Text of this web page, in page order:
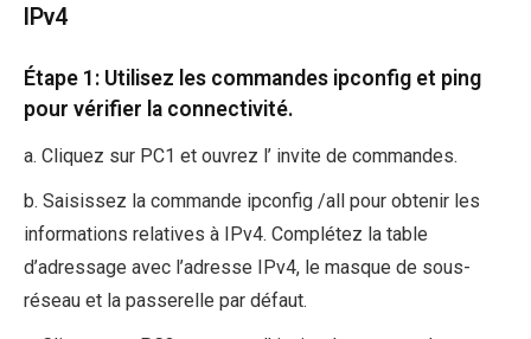
IPv4
Étape 1: Utilisez les commandes ipconfig et ping
pour vérifier la connectivité.
a. Cliquez sur PC1 et ouvrez l’ invite de commandes.
b. Saisissez la commande ipconfig /all pour obtenir les
informations relatives à IPv4. Complétez la table
d’adressage avec l’adresse IPv4, le masque de sous-
réseau et la passerelle par défaut.